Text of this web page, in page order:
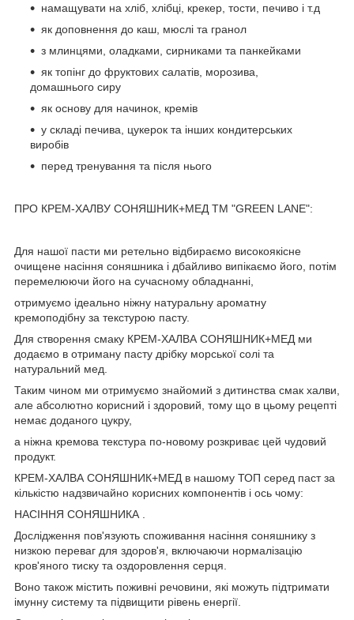
намащувати на хліб, хлібці, крекер, тости, печиво і т.д
як доповнення до каш, мюслі та гранол
з млинцями, оладками, сирниками та панкейками
як топінг до фруктових салатів, морозива,
домашнього сиру
як основу для начинок, кремів
у складі печива, цукерок та інших кондитерських
виробів
перед тренування та після нього
ПРО КРЕМ-ХАЛВУ СОНЯШНИК+МЕД TM "GREEN LANE":
Для нашої пасти ми ретельно відбираємо високоякісне
очищене насіння соняшника і дбайливо випікаємо його, потім
перемелюючи його на сучасному обладнанні,
отримуємо ідеально ніжну натуральну ароматну
кремоподібну за текстурою пасту.
Для створення смаку КРЕМ-ХАЛВА СОНЯШНИК+МЕД ми
додаємо в отриману пасту дрібку морської солі та
натуральний мед.
Таким чином ми отримуємо знайомий з дитинства смак халви,
але абсолютно корисний і здоровий, тому що в цьому рецепті
немає доданого цукру,
а ніжна кремова текстура по-новому розкриває цей чудовий
продукт.
КРЕМ-ХАЛВА СОНЯШНИК+МЕД в нашому ТОП серед паст за
кількістю надзвичайно корисних компонентів і ось чому:
НАСІННЯ СОНЯШНИКА .
Дослідження пов'язують споживання насіння соняшнику з
низкою переваг для здоров'я, включаючи нормалізацію
кров'яного тиску та оздоровлення серця.
Воно також містить поживні речовини, які можуть підтримати
імунну систему та підвищити рівень енергії.